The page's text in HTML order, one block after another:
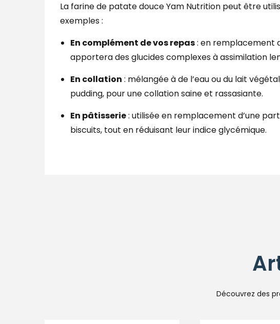
La farine de patate douce Yam Nutrition peut être
exemples :
En complément de vos repas: en remplacement
apportera des glucides complexes à assimilation
En collation : mélangée à de l’eau ou du lait
pudding, pour une collation saine et rassasiante.
En pâtisserie: utilisée en remplacement d’une
biscuits, tout en réduisant leur indice glycémique.
Découvrez des